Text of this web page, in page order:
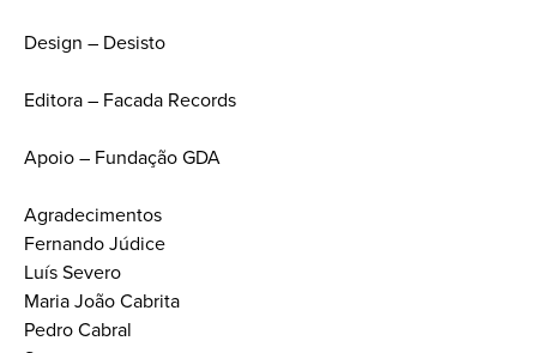
Design – Desisto
Editora – Facada Records
Apoio – Fundação GDA
Agradecimentos
Fernando Júdice
Luís Severo
Maria João Cabrita
Pedro Cabral